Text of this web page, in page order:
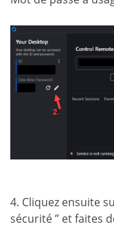
4. Cliquez ensuite
sécurité ” et faites